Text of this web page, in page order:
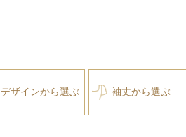
デザインから選ぶ 袖丈から選ぶ